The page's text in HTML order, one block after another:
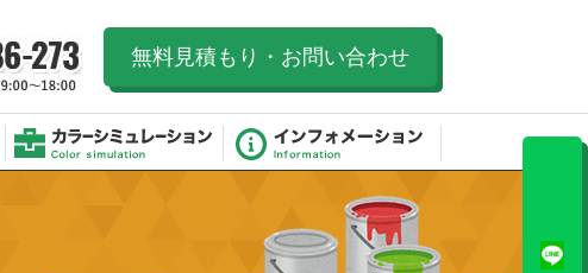
無料見積もり・お問い合わせ